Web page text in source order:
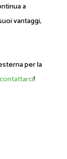
a
vantaggi,
per la
!